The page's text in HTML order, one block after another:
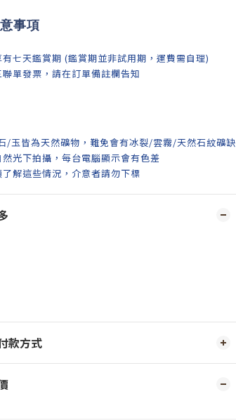
事項
七天鑑賞期 (鑑賞期並非試用期，運費需自理)
聯單發票，請在訂單備註欄告知
/玉皆為天然礦物，難免會有冰裂/雲霧/天然石紋礦缺
光下拍攝，每台電腦顯示會有色差
了解這些情況，介意者請勿下標
款方式